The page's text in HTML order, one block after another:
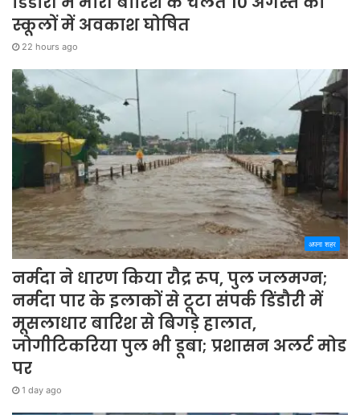
स्कूलों में अवकाश घोषित
22 hours ago
अपना शहर
नर्मदा ने धारण किया रौद्र रूप, पुल जलमग्न;
नर्मदा पार के इलाकों से टूटा संपर्क डिंडौरी में
मूसलाधार बारिश से बिगड़े हालात,
जोगीटिकरिया पुल भी डूबा; प्रशासन अलर्ट मोड
पर
1 day ago